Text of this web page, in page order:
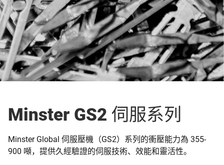
Minster GS2 伺服系列
Minster Global 伺服壓機（GS2）系列的衝壓能力為 355-
900 噸，提供久經驗證的伺服技術、效能和靈活性。